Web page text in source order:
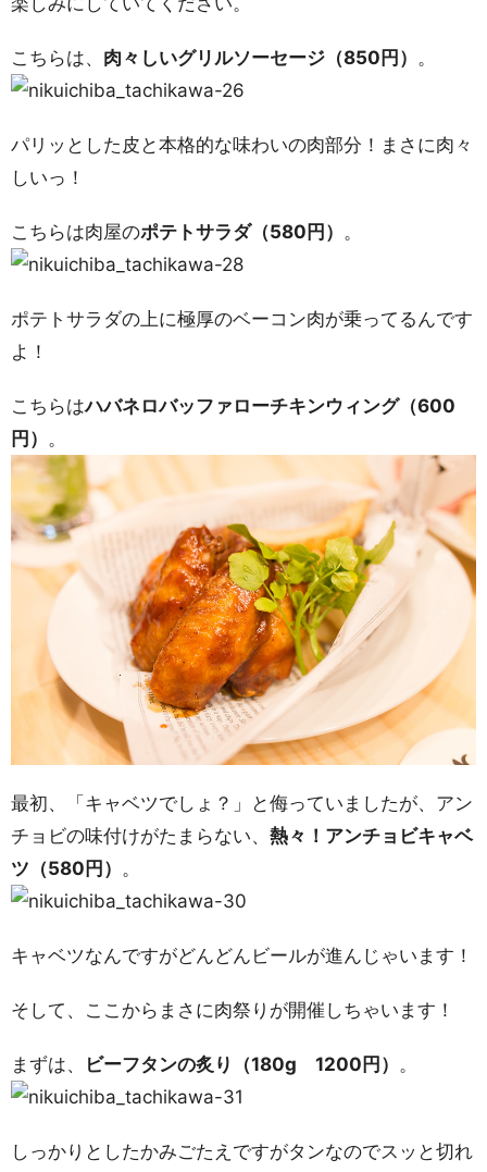
こちらは、 肉々しいグリルソーセージ（850円） 。
パリッとした皮と本格的な味わいの肉部分！まさに肉々
しいっ！
こちらは肉屋のポテトサラダ（580円） 。
ポテトサラダの上に極厚のベーコン肉が乗ってるんです
よ！
こちらはハバネロバッファローチキンウィング（600
円） 。
最初、「キャベツでしょ？」と侮っていましたが、アン
チョビの味付けがたまらない、 熱々！アンチョビキャベ
ツ（580円） 。
キャベツなんですがどんどんビールが進んじゃいます！
そして、ここからまさに肉祭りが開催しちゃいます！
まずは、 ビーフタンの炙り（180g 1200円） 。
しっかりとしたかみごたえですがタンなのでスッと切れ